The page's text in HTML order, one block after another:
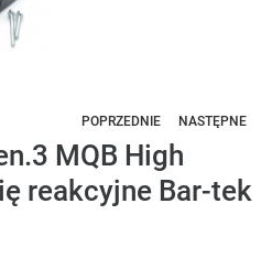
POPRZEDNIE NASTĘPNE
MQB High
reakcyjne Bar-tek